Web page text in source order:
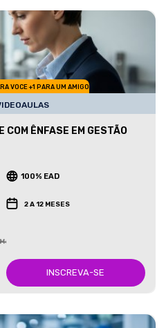
VOCE +1 PARA UM AMIGO
COM ÊNFASE EM GESTÃO
100% EAD
2 A 12 MESES
INSCREVA-SE